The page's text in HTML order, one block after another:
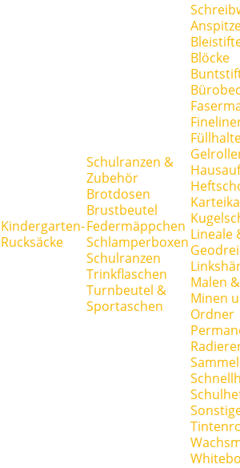
Kindergarten-
Rucksäcke
Schulranzen &
Zubehör
Brotdosen
Brustbeutel
Federmäppchen
Schlamperboxen
Schulranzen
Trinkflaschen
Turnbeutel &
Sportaschen
Blöcke
Lineale
Malen
Minen
Ordner